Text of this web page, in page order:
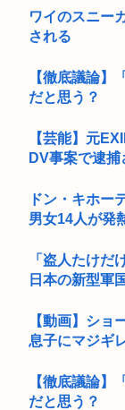
ワイのスニー
される
【徹底議論
だと思う？
【芸能】元
DV事案で逮
ドン・キホー
男女14人が発
「盗人たけ
日本の新型軍
【動画】ショ
息子にマジギ
【徹底議論
だと思う？